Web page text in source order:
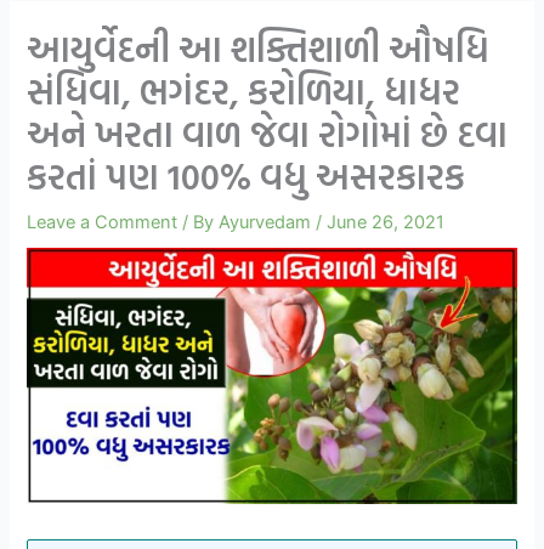
આયુર્વેદની આ શક્તિશાળી ઔષધિ
સંધિવા, ભગંદર, કરોળિયા, ધાધર
અને ખરતા વાળ જેવા રોગોમાં છે દવા
કરતાં પણ 100% વધુ અસરકારક
Leave a Comment / ByAyurvedam /June 26, 2021